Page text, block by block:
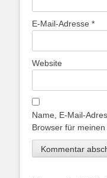
E-Mail-Adresse *
Website
Name, E-Mail-
Browser für